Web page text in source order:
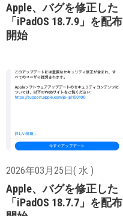
Apple、バグを修正した
「iPadOS 18.7.9」を配布
開始
2026年03月25日( 水 )
Apple、バグを修正した
「iPadOS 18.7.7」を配布